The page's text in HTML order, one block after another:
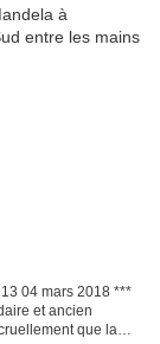
04 mars 2018 ***
et ancien
que la